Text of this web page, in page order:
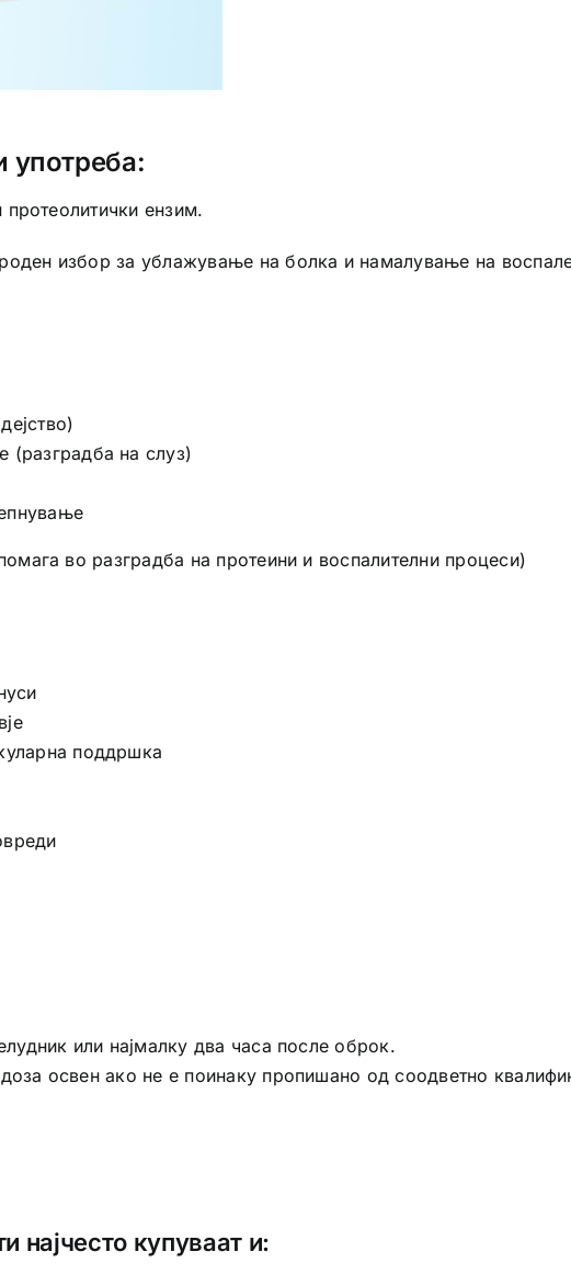
употреба:
ензим.
избор за ублажување на болка и намалување на
(разградба на слуз)
во разградба на протеини и воспалителни процеси)
поддршка
или најмалку два часа после оброк.
освен ако не е поинаку пропишано од соодветно
најчесто купуваат и: